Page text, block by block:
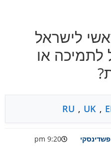
לישראל
או
RU , UK ,
9:20 pm